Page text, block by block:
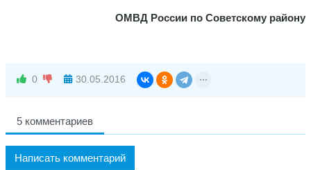
ОМВД России по Советскому району
0 30.05.2016
5 комментариев
Написать комментарий